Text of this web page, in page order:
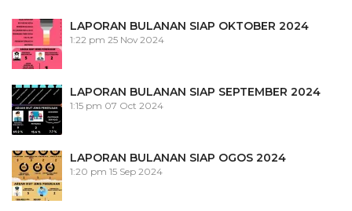
LAPORAN BULANAN SIAP OKTOBER 2024
1:22 pm 25 Nov 2024
LAPORAN BULANAN SIAP SEPTEMBER 2024
1:15 pm 07 Oct 2024
LAPORAN BULANAN SIAP OGOS 2024
1:20 pm 15 Sep 2024